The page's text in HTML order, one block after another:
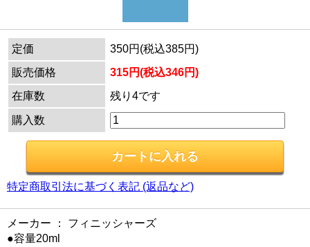
定価
350円(税込385円)
販売価格
315円(税込346円)
在庫数
残り4です
購入数
特定商取引法に基づく表記 (返品など)
メーカー ： フィニッシャーズ
●容量20ml